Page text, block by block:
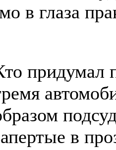
в глаза
придумал
в